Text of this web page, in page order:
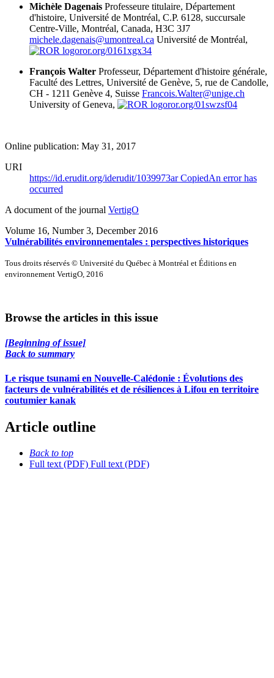
Michèle Dagenais Professeure titulaire, Département
d'histoire, Université de Montréal, C.P. 6128, succursale
Centre-Ville, Montréal, Canada, H3C 3J7
michele.dagenais@umontreal.ca Université de Montréal,
ror.org/0161xgx34
François Walter Professeur, Département d'histoire générale,
Faculté des Lettres, Université de Genève, 5, rue de Candolle,
CH - 1211 Genève 4, Suisse Francois.Walter@unige.ch
University of Geneva,
ror.org/01swzsf04
Online publication: May 31, 2017
URI
https://id.erudit.org/iderudit/1039973arCopiedAn error has
occurred
A document of the journal VertigO
Volume 16, Number 3, December 2016
Vulnérabilités environnementales : perspectives historiques
Tous droits réservés © Université du Québec à Montréal et Éditions en
environnement VertigO, 2016
Browse the articles in this issue
[Beginning of issue]
Back to summary
Le risque tsunami en Nouvelle-Calédonie : Évolutions des
facteurs de vulnérabilités et de résiliences à Lifou en territoire
coutumier kanak
Article outline
Back to top
Full text (PDF) Full text (PDF)